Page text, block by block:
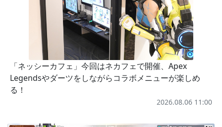
「ネッシーカフェ」今回はネカフェで開催、Apex
Legendsやダーツをしながらコラボメニューが楽しめ
る！
2026.08.06 11:00